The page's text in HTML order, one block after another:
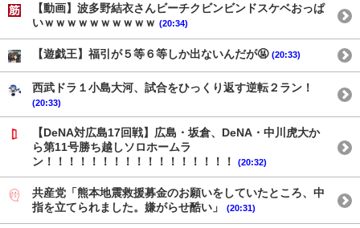
【動画】波多野結衣さんビーチクビンビンドスケベおっぱ
いｗｗｗｗｗｗｗｗｗｗ (20:34)
【遊戯王】福引が５等６等しか出ないんだが🤬 (20:33)
西武ドラ１小島大河、試合をひっくり返す逆転２ラン！
(20:33)
【DeNA対広島17回戦】広島・坂倉、DeNA・中川虎大か
ら第11号勝ち越しソロホームラ
ン！！！！！！！！！！！！！！！！！
(20:32)
共産党「熊本地震救援募金のお願いをしていたところ、中
指を立てられました。嫌がらせ酷い」
(20:31)